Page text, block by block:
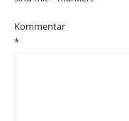
Kommentar
*